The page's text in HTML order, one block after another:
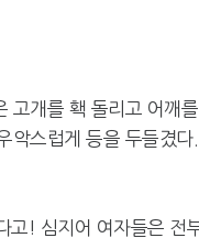
고개를 홱 돌리고 어깨
악스럽게 등을 두들겼
고! 심지어 여자들은 전